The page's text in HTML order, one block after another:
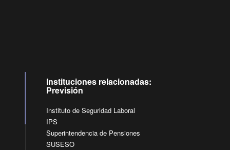
Instituciones relacionadas:
Previsión
Instituto de Seguridad Laboral
IPS
Superintendencia de Pensiones
SUSESO